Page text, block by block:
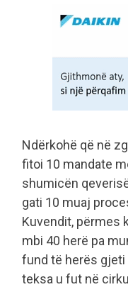
Ndërkohë që në
fitoi 10 mandate
shumicën
gati 10 muaj
Kuvendit, përmes
mbi 40 herë pa
fund të herës gjeti
teksa u fut në